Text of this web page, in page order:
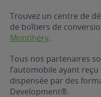
le Décalaminage
du carburant avec
le Superéthanol
garagiste
Trouvez un centre de
de boîtiers de
Montlhéry.
Tous nos partenaires
l’automobile ayant
dispensée par des
Development®.